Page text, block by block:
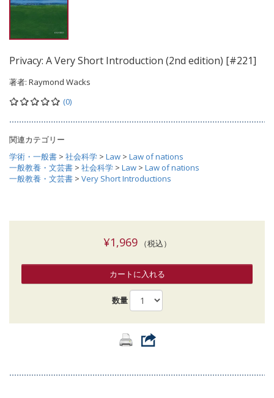
Privacy: A Very Short Introduction (2nd edition) [#221]
著者: Raymond Wacks
(0)
関連カテゴリー
学術・一般書 > 社会科学 > Law > Law of nations
一般教養・文芸書 > 社会科学 > Law > Law of nations
一般教養・文芸書 > Very Short Introductions
¥1,969（税込）
カートに入れる
数量